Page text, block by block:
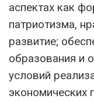
аспектах как
патриотизма,
развитие;
образования и
условий
экономических